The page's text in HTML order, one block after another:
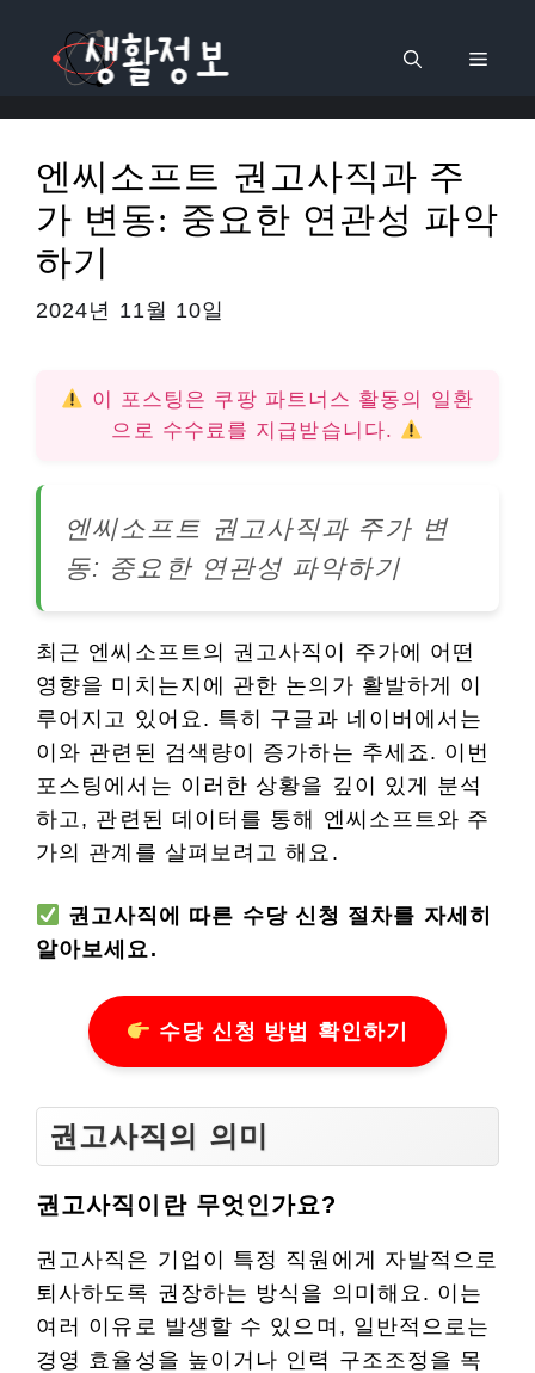
로
메
엔씨소프트 권고사직과 주
가 변동: 중요한 연관성 파악
하기
2024년 11월 10일
이 포스팅은 쿠팡 파트너스 활동의 일환
으로 수수료를 지급받습니다.
엔씨소프트 권고사직과 주가 변
동: 중요한 연관성 파악하기
최근 엔씨소프트의 권고사직이 주가에 어떤
영향을 미치는지에 관한 논의가 활발하게 이
루어지고 있어요. 특히 구글과 네이버에서는
이와 관련된 검색량이 증가하는 추세죠. 이번
포스팅에서는 이러한 상황을 깊이 있게 분석
하고, 관련된 데이터를 통해 엔씨소프트와 주
가의 관계를 살펴보려고 해요.
권고사직에 따른 수당 신청 절차를 자세히
알아보세요.
수당 신청 방법 확인하기
권고사직의 의미
권고사직이란 무엇인가요?
권고사직은 기업이 특정 직원에게 자발적으로
퇴사하도록 권장하는 방식을 의미해요. 이는
여러 이유로 발생할 수 있으며, 일반적으로는
경영 효율성을 높이거나 인력 구조조정을 목